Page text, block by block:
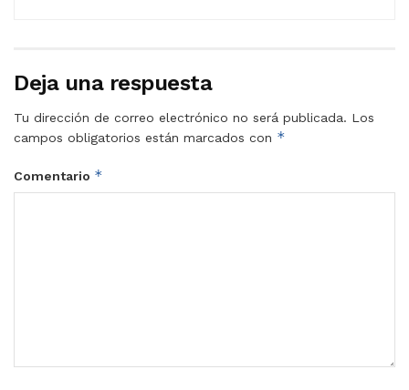
Deja una respuesta
Tu dirección de correo electrónico no será publicada. Los
campos obligatorios están marcados con *
Comentario *